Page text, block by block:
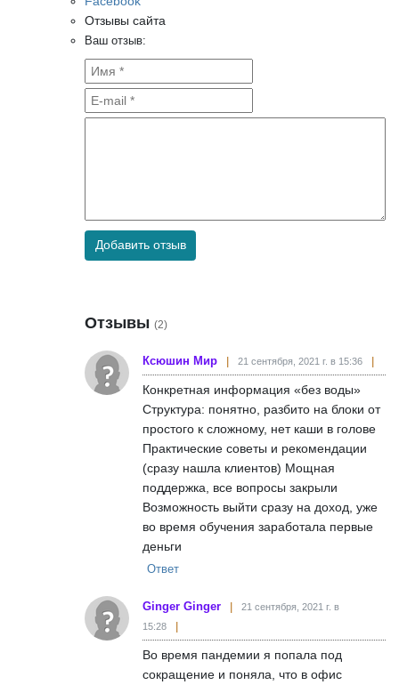
Отзывы сайта
Ваш отзыв:
Добавить отзыв
Отзывы (2)
Ксюшин Мир 21 сентября, 2021 г. в 15:36
Конкретная информация «без воды»
Структура: понятно, разбито на блоки от
простого к сложному, нет каши в голове
Практические советы и рекомендации
(сразу нашла клиентов) Мощная
поддержка, все вопросы закрыли
Возможность выйти сразу на доход, уже
во время обучения заработала первые
деньги
Ответ
Ginger Ginger
21 сентября, 2021 г. в
15:28
Во время пандемии я попала под
сокращение и поняла, что в офис